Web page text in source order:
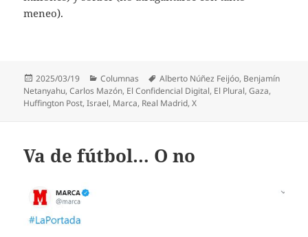
meneo).
Publicado
el
2025/03/19 Categorías
Columnas Etiquetas
Alberto Núñez Feijóo, Benjamín
Netanyahu,Carlos Mazón, El Confidencial Digital, El Plural,Gaza,
Huffington Post,Israel, Marca, Real Madrid,X
Va de fútbol… O no